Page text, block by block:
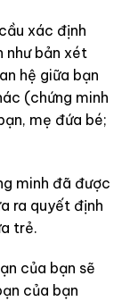
xác định
như bản xét
hệ giữa bạn
(chứng minh
mẹ đứa bé;
minh đã được
ra quyết định
trẻ.
của bạn sẽ
của bạn